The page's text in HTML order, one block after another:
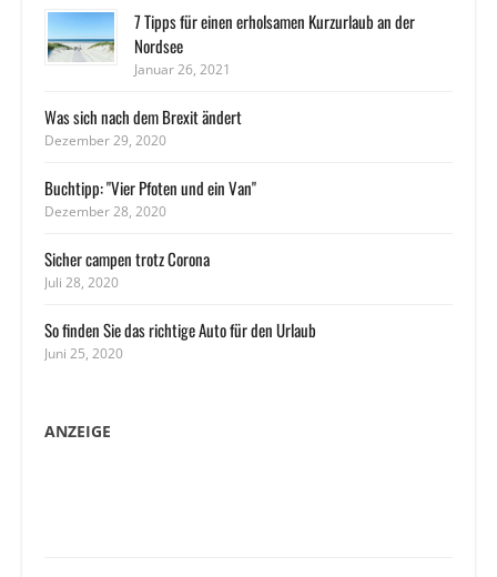
7 Tipps für einen erholsamen Kurzurlaub an der
Nordsee
Januar 26, 2021
Was sich nach dem Brexit ändert
Dezember 29, 2020
Buchtipp: "Vier Pfoten und ein Van"
Dezember 28, 2020
Sicher campen trotz Corona
Juli 28, 2020
So finden Sie das richtige Auto für den Urlaub
Juni 25, 2020
ANZEIGE